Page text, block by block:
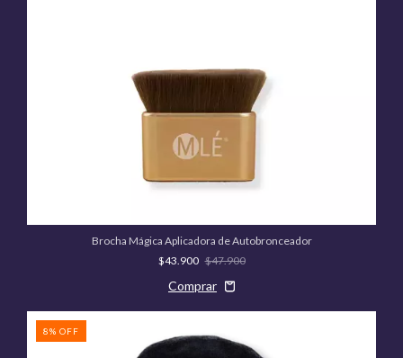
Brocha Mágica Aplicadora de Autobronceador
$43.900 $47.900
8% OFF